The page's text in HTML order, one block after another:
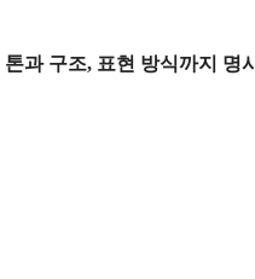
톤과 구조, 표현 방식까지 명시